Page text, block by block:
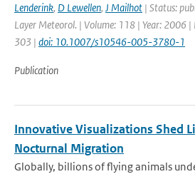
Lenderink, D Lewellen, J Mailhot | Status:
Layer Meteorol. | Volume: 118 | Year: 2006
303 | doi: 10.1007/s10546-005-3780-1
Publication
Innovative Visualizations Shed
Nocturnal Migration
Globally, billions of flying animals